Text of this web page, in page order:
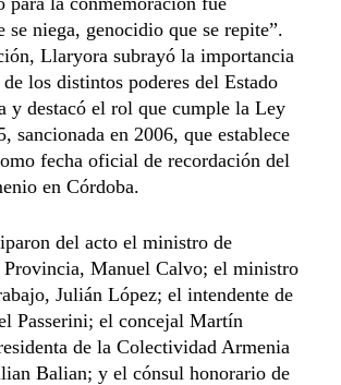
se niega, genocidio que se repite”.
Llaryora subrayó la importancia
los distintos poderes del Estado
y destacó el rol que cumple la Ley
sancionada en 2006, que establece
fecha oficial de recordación del
en Córdoba.
del acto el ministro de
Provincia, Manuel Calvo; el ministro
Julián López; el intendente de
Passerini; el concejal Martín
de la Colectividad Armenia
Balian; y el cónsul honorario de